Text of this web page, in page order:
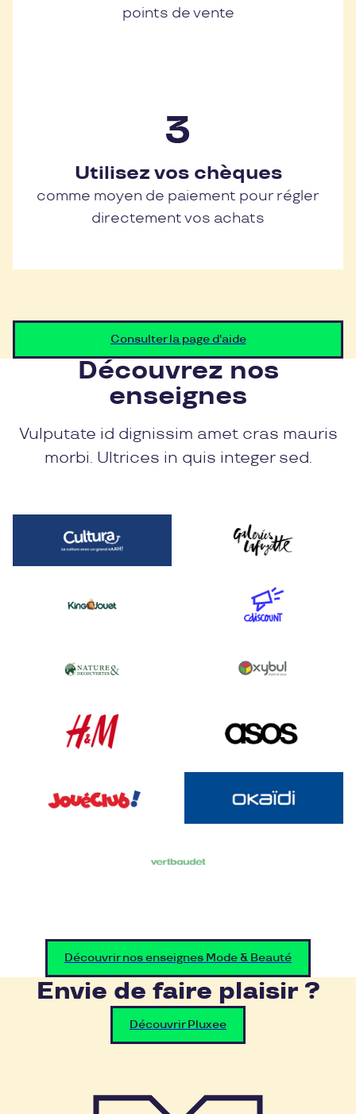
points de vente
Utilisez vos chèques
comme moyen de paiement pour régler
directement vos achats
Consulter la page d'aide
Découvrez nos
enseignes
Vulputate id dignissim amet cras mauris
morbi. Ultrices in quis integer sed.
Découvrir nos enseignes Mode & Beauté
Envie de faire plaisir ?
Découvrir Pluxee